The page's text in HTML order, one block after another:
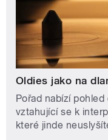
Oldies jako na
Pořad nabízí
vztahující se k
které jinde